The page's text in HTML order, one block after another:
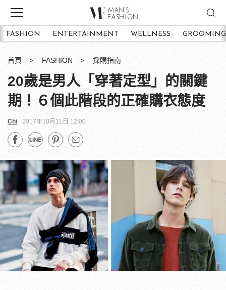
FASHION ENTERTAINMENT WELLNESS GROOMING
首頁 FASHION 採購指南
20歲是男人「穿著定型」的關鍵
期！６個此階段的正確購衣態度
Chi 2017年10月11日 12:00